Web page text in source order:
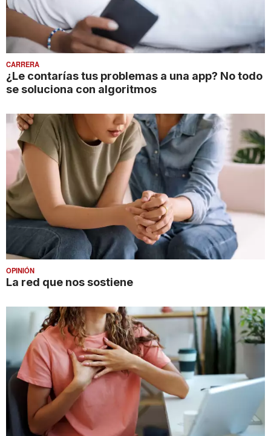
CARRERA
¿Le contarías tus problemas a una app? No todo
se soluciona con algoritmos
OPINIÓN
La red que nos sostiene